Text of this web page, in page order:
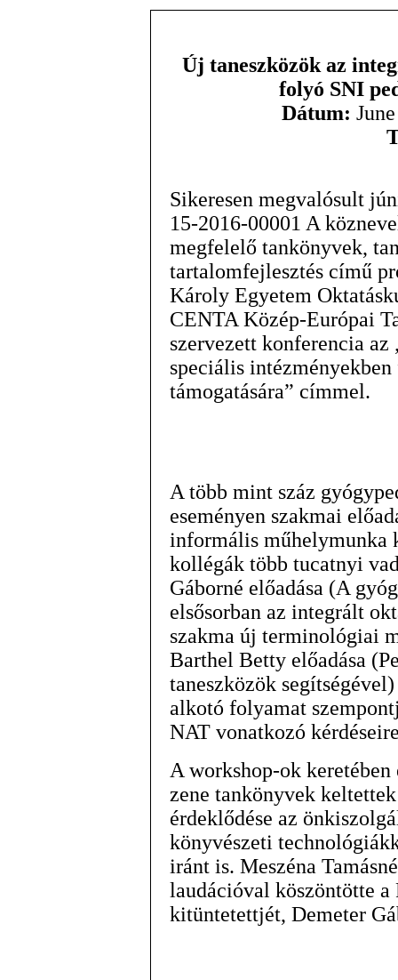
Új taneszközök az
folyó SNI
Dátum:
Sikeresen megvalósult
15-2016-00001 A
megfelelő tankönyvek,
tartalomfejlesztés című
Károly Egyetem
CENTA Közép-Európai
szervezett konferencia
speciális
támogatására” címmel.
A több mint száz
eseményen szakmai
informális műhelymunka
kollégák több tucatnyi
Gáborné előadása (A
elsősorban az integrált
szakma új terminológiai
Barthel Betty előadása
taneszközök
alkotó folyamat
NAT vonatkozó
A workshop-ok
zene tankönyvek
érdeklődése az
könyvészeti
iránt is. Meszéna
laudációval köszöntötte
kitüntetettjét, Demeter